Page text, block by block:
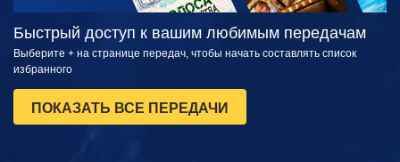
Быстрый доступ к вашим любимым передачам
Выберите + на странице передач, чтобы начать составлять список
избранного
ПОКАЗАТЬ ВСЕ ПЕРЕДАЧИ